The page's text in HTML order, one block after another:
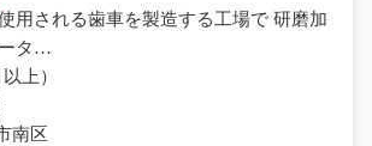
用される歯車を製造する工場で 研磨加
タ…
上）
南区